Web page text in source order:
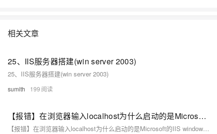
相关文章
25、IIS服务器搭建(win server 2003)
25、IIS服务器搭建(win server 2003)
sumith 199
【报错】在浏览器输入localhost为什么启动的是Microsoft的IIS windows首页？
【报错】在浏览器输入localhost为什么启动的是Microsoft的IIS windows首页？